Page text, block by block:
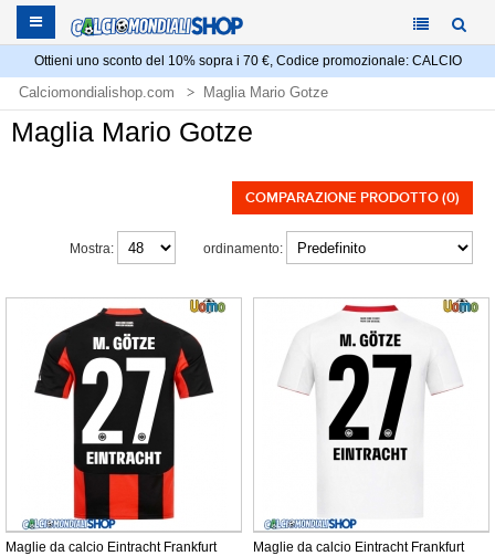
Ottieni uno sconto del 10% sopra i 70 €, Codice promozionale: CALCIO
Calciomondialishop.com Maglia Mario Gotze
Maglia Mario Gotze
COMPARAZIONE PRODOTTO (0)
ordinamento:
Mostra:
Maglie da calcio Eintracht Frankfurt
Maglie da calcio Eintracht Frankfurt